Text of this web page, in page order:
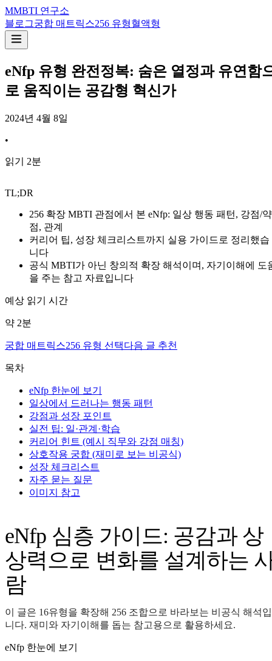
MMBTI 연구소
블로그궁합 매트릭스256 유형혈액형
eNfp 유형 완전정복: 숨은 열정과 유연함
로 움직이는 공감형 혁신가
2024년 4월 8일
•
읽기 2분
TL;DR
256 확장 MBTI 관점에서 본 eNfp: 일상 행동 패턴, 강점/약
점, 관계
커리어 팁, 성장 체크리스트까지 실용 가이드로 정리했습
니다
공식 MBTI가 아닌 창의적 확장 해석이며, 자기이해에 도
을 주는 참고 자료입니다
예상 읽기 시간
약 2분
궁합 매트릭스256 유형 선택다음 글 추천
목차
eNfp 한눈에 보기
일상에서 드러나는 행동 패턴
강점과 성장 포인트
실전 팁: 일·관계·학습
커리어 힌트 (예시 직무와 강점 매칭)
상호작용 궁합 (재미로 보는 비공식)
성장 체크리스트
자주 묻는 질문
이미지 참고
eNfp 심층 가이드: 공감과 상
상력으로 변화를 설계하는
람
이 글은 16유형을 확장해 256 조합으로 바라보는 비공식 해석입
니다. 재미와 자기이해를 돕는 참고용으로 활용하세요.
eNfp 한눈에 보기